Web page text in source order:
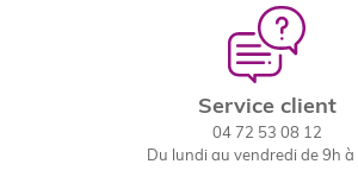
Service client
04 72 53 08 12
Du lundi au vendredi de 9h à